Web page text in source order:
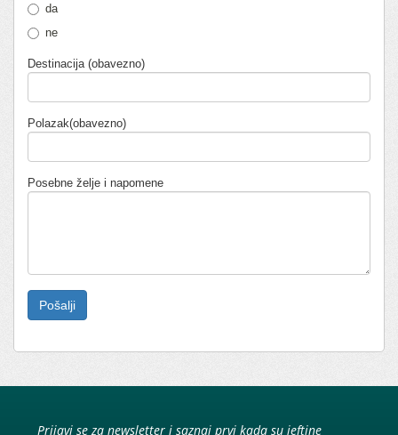
da
ne
Destinacija (obavezno)
Polazak(obavezno)
Posebne želje i napomene
leave
Prijavi se za newsletter i saznaj prvi kada su jeftine